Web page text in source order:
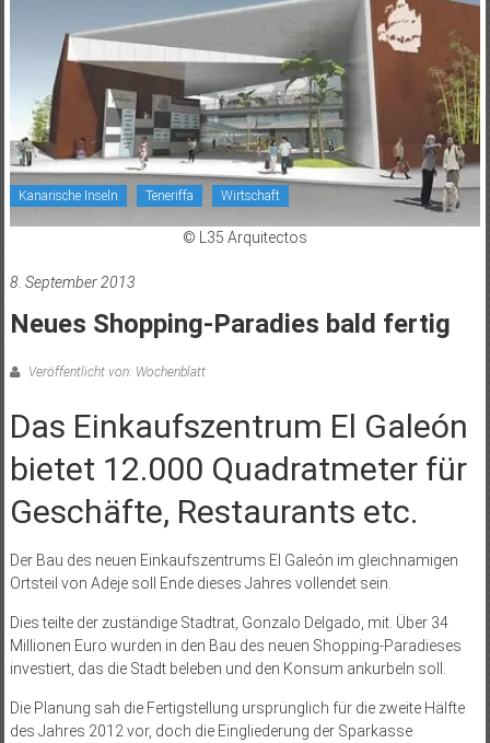
Kanarische Inseln Teneriffa Wirtschaft
© L35 Arquitectos
8. September 2013
Neues Shopping-Paradies bald fertig
Veröffentlicht von: Wochenblatt
Das Einkaufszentrum El Galeón
bietet 12.000 Quadratmeter für
Geschäfte, Restaurants etc.
Der Bau des neuen Einkaufszentrums El Galeón im gleichnamigen
Ortsteil von Adeje soll Ende dieses Jahres vollendet sein.
Dies teilte der zuständige Stadtrat, Gonzalo Delgado, mit. Über 34
Millionen Euro wurden in den Bau des neuen Shopping-Paradieses
investiert, das die Stadt beleben und den Konsum ankurbeln soll.
Die Planung sah die Fertigstellung ursprünglich für die zweite Hälfte
des Jahres 2012 vor, doch die Eingliederung der Sparkasse